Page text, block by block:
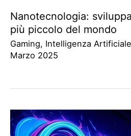
Nanotecnologia:
più piccolo del mondo
Gaming, Intelligenza Artificiale
Marzo 2025